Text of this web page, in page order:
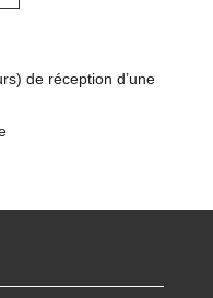
de réception d’une